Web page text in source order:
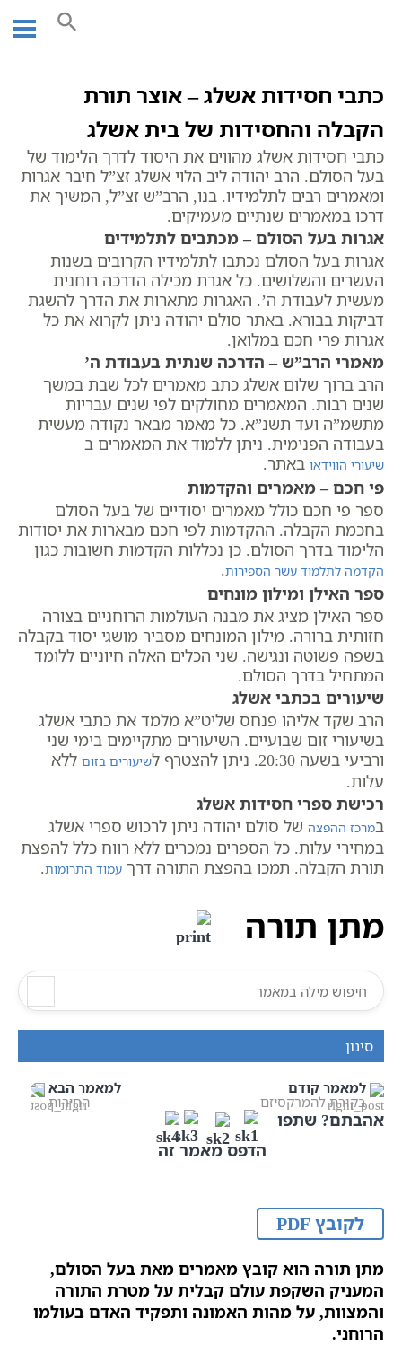
מאמרים
כתבי חסידות אשלג – אוצר תורת
הקבלה והחסידות של בית אשלג
כתבי חסידות אשלג מהווים את היסוד לדרך הלימוד של
בעל הסולם. הרב יהודה ליב הלוי אשלג זצ”ל חיבר אגרות
ומאמרים רבים לתלמידיו. בנו, הרב”ש זצ”ל, המשיך את
דרכו במאמרים שנתיים מעמיקים.
אגרות בעל הסולם – מכתבים לתלמידים
אגרות בעל הסולם נכתבו לתלמידיו הקרובים בשנות
העשרים והשלושים. כל אגרת מכילה הדרכה רוחנית
מעשית לעבודת ה’. האגרות מתארות את הדרך להשגת
דביקות בבורא. באתר סולם יהודה ניתן לקרוא את כל
אגרות פרי חכם במלואן.
מאמרי הרב”ש – הדרכה שנתית בעבודת ה’
הרב ברוך שלום אשלג כתב מאמרים לכל שבת במשך
שנים רבות. המאמרים מחולקים לפי שנים עבריות
מתשמ”ה ועד תשנ”א. כל מאמר מבאר נקודה מעשית
בעבודה הפנימית. ניתן ללמוד את המאמרים ב
שיעורי הווידאו באתר.
פי חכם – מאמרים והקדמות
ספר פי חכם כולל מאמרים יסודיים של בעל הסולם
בחכמת הקבלה. ההקדמות לפי חכם מבארות את יסודות
הלימוד בדרך הסולם. כן נכללות הקדמות חשובות כגון
הקדמה לתלמוד עשר הספירות.
ספר האילן ומילון מונחים
ספר האילן מציג את מבנה העולמות הרוחניים בצורה
חזותית ברורה. מילון המונחים מסביר מושגי יסוד בקבלה
בשפה פשוטה ונגישה. שני הכלים האלה חיוניים ללומד
המתחיל בדרך הסולם.
שיעורים בכתבי אשלג
הרב שקד אליהו פנחס שליט”א מלמד את כתבי אשלג
בשיעורי זום שבועיים. השיעורים מתקיימים בימי שני
ורביעי בשעה 20:30. ניתן להצטרף ל
שיעורים בזום ללא
עלות.
רכישת ספרי חסידות אשלג
במרכז ההפצה של סולם יהודה ניתן לרכוש ספרי אשלג
במחירי עלות. כל הספרים נמכרים ללא רווח כלל להפצת
תורת הקבלה. תמכו בהפצת התורה דרך עמוד התרומות.
מתן תורה
לקובץ PDF
מתן תורה הוא קובץ מאמרים מאת בעל הסולם,
המעניק השקפת עולם קבלית על מטרת התורה
והמצוות, על מהות האמונה ותפקיד האדם בעולמו
הרוחני.
סינון
למאמר קודם
בקורת להמרקסיזם
למאמר הבא
החירות
אהבתם? שתפו
הדפס מאמר זה